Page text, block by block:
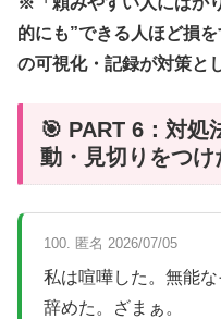
的にも”できる人ほど損
の可視化・記録が対策と
🎯 PART 6：対処
動・見切りをつけ
100. 匿名 2026/07/05
私は喧嘩した。無能
辞めた。ざまぁ。